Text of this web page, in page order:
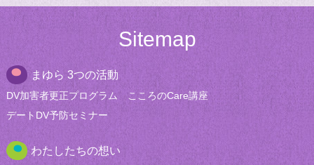
Sitemap
まゆら 3つの活動
DV加害者更正プログラム
こころのCare講座
デートDV予防セミナー
わたしたちの想い